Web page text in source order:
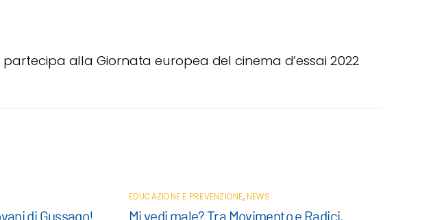
alla Giornata europea del cinema d’essai 2022
di Gussago!
EDUCAZIONE E PREVENZIONE, NEWS
Mi vedi male? Tra Movimento e Radici.